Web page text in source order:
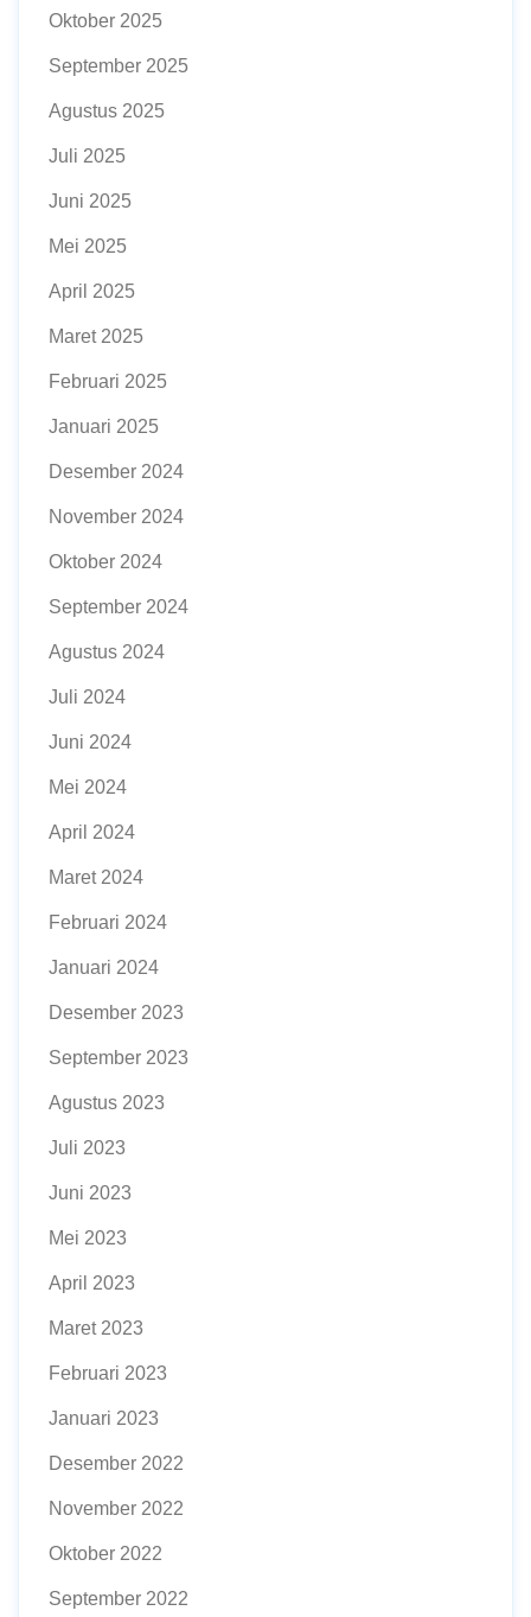
Oktober 2025
September 2025
Agustus 2025
Juli 2025
Juni 2025
Mei 2025
April 2025
Maret 2025
Februari 2025
Januari 2025
Desember 2024
November 2024
Oktober 2024
September 2024
Agustus 2024
Juli 2024
Juni 2024
Mei 2024
April 2024
Maret 2024
Februari 2024
Januari 2024
Desember 2023
September 2023
Agustus 2023
Juli 2023
Juni 2023
Mei 2023
April 2023
Maret 2023
Februari 2023
Januari 2023
Desember 2022
November 2022
Oktober 2022
September 2022